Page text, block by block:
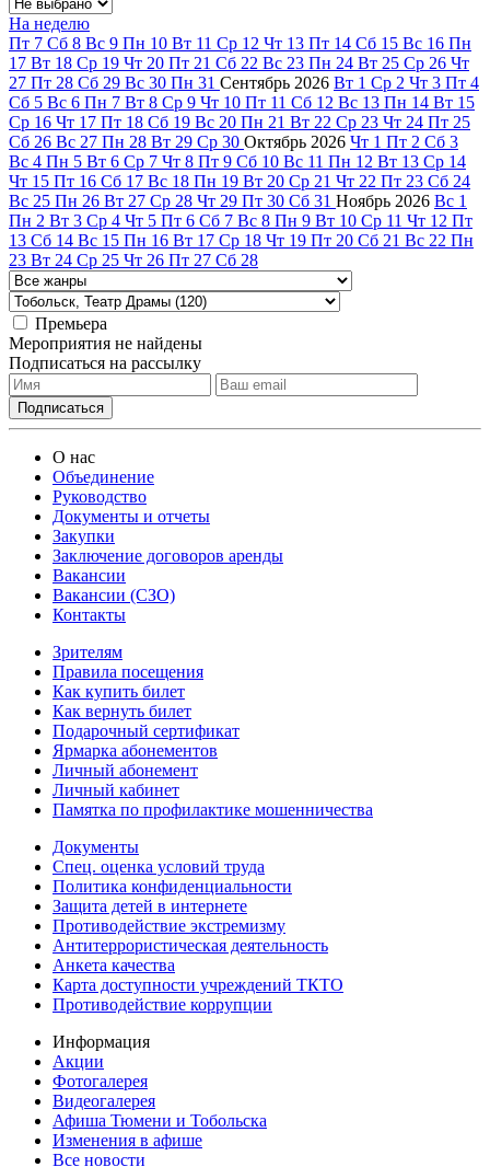
На неделю
Пт 7 Сб 8 Вс 9 Пн 10 Вт 11 Ср 12 Чт 13 Пт 14 Сб 15 Вс 16 Пн
17 Вт 18 Ср 19 Чт 20 Пт 21 Сб 22 Вс 23 Пн 24 Вт 25 Ср 26 Чт
27 Пт 28 Сб 29 Вс 30 Пн 31 Сентябрь 2026 Вт 1 Ср 2 Чт 3 Пт 4
Сб 5 Вс 6 Пн 7 Вт 8 Ср 9 Чт 10 Пт 11 Сб 12 Вс 13 Пн 14 Вт 15
Ср 16 Чт 17 Пт 18 Сб 19 Вс 20 Пн 21 Вт 22 Ср 23 Чт 24 Пт 25
Сб 26 Вс 27 Пн 28 Вт 29 Ср 30 Октябрь 2026 Чт 1 Пт 2 Сб 3
Вс 4 Пн 5 Вт 6 Ср 7 Чт 8 Пт 9 Сб 10 Вс 11 Пн 12 Вт 13 Ср 14
Чт 15 Пт 16 Сб 17 Вс 18 Пн 19 Вт 20 Ср 21 Чт 22 Пт 23 Сб 24
Вс 25 Пн 26 Вт 27 Ср 28 Чт 29 Пт 30 Сб 31 Ноябрь 2026 Вс 1
Пн 2 Вт 3 Ср 4 Чт 5 Пт 6 Сб 7 Вс 8 Пн 9 Вт 10 Ср 11 Чт 12 Пт
13 Сб 14 Вс 15 Пн 16 Вт 17 Ср 18 Чт 19 Пт 20 Сб 21 Вс 22 Пн
23 Вт 24 Ср 25 Чт 26 Пт 27 Сб 28
Премьера
Мероприятия не найдены
Подписаться на рассылку
О нас
Объединение
Руководство
Документы и отчеты
Закупки
Заключение договоров аренды
Вакансии
Вакансии (СЗО)
Контакты
Зрителям
Правила посещения
Как купить билет
Как вернуть билет
Подарочный сертификат
Ярмарка абонементов
Личный абонемент
Личный кабинет
Памятка по профилактике мошенничества
Документы
Спец. оценка условий труда
Политика конфиденциальности
Защита детей в интернете
Противодействие экстремизму
Антитеррористическая деятельность
Анкета качества
Карта доступности учреждений ТКТО
Противодействие коррупции
Информация
Акции
Фотогалерея
Видеогалерея
Афиша Тюмени и Тобольска
Изменения в афише
Все новости